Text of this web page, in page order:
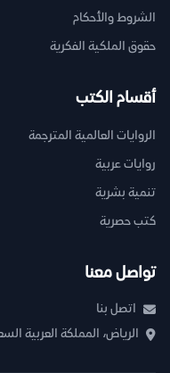
الشروط والأحكام
حقوق الملكية الفكرية
أقسام الكتب
الروايات العالمية المترجمة
روايات عربية
تنمية بشرية
كتب حصرية
تواصل معنا
اتصل بنا
الرياض، المملكة العربية